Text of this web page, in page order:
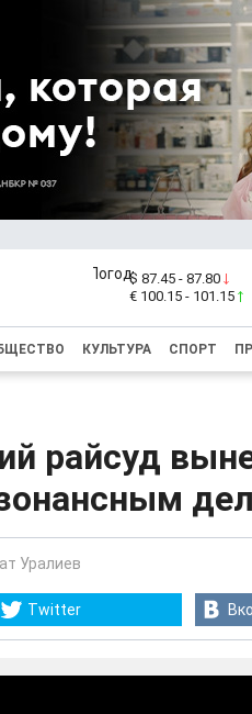
$ 87.45 - 87.80
€ 100.15 - 101.15
КУЛЬТУРА СПОРТ
райсуд
Уралиев
Twitter